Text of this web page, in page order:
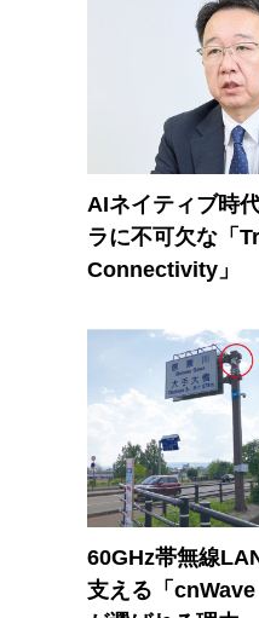
AIネイティブ時
ラに不可欠な「
Connectivity」
60GHz帯無線
支える「cnWave